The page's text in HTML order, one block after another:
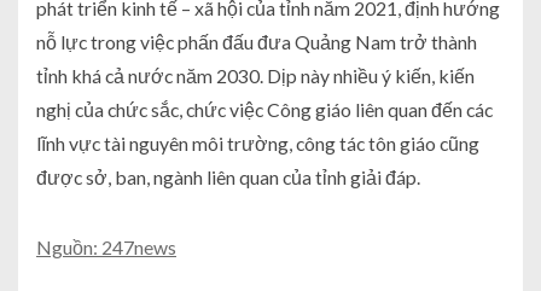
phát triển kinh tế – xã hội của tỉnh năm 2021, định hướng
nỗ lực trong việc phấn đấu đưa Quảng Nam trở thành
tỉnh khá cả nước năm 2030. Dịp này nhiều ý kiến, kiến
nghị của chức sắc, chức việc Công giáo liên quan đến các
lĩnh vực tài nguyên môi trường, công tác tôn giáo cũng
được sở, ban, ngành liên quan của tỉnh giải đáp.
Nguồn: 247news